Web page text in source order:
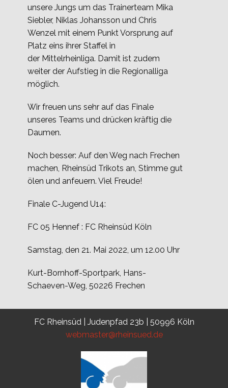
unsere Jungs um das Trainerteam Mika
Siebler, Niklas Johansson und Chris
Wenzel mit einem Punkt Vorsprung auf
Platz eins ihrer Staffel in
der Mittelrheinliga. Damit ist zudem
weiter der Aufstieg in die Regionalliga
möglich.
Wir freuen uns sehr auf das Finale
unseres Teams und drücken kräftig die
Daumen.
Noch besser: Auf den Weg nach Frechen
machen, Rheinsüd Trikots an, Stimme gut
ölen und anfeuern. Viel Freude!
Finale C-Jugend U14:
FC 05 Hennef : FC Rheinsüd Köln
Samstag, den 21. Mai 2022, um 12.00 Uhr
Kurt-Bornhoff-Sportpark, Hans-
Schaeven-Weg, 50226 Frechen
FC Rheinsüd | Judenpfad 23b | 50996 Köln
webmaster@rheinsued.de